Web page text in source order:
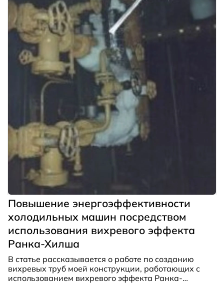
Повышение энергоэффективности
холодильных машин посредством
использования вихревого эффекта
Ранка-Хилша
В статье рассказывается о работе по созданию
вихревых труб моей конструкции, работающих с
использованием вихревого эффекта Ранка-